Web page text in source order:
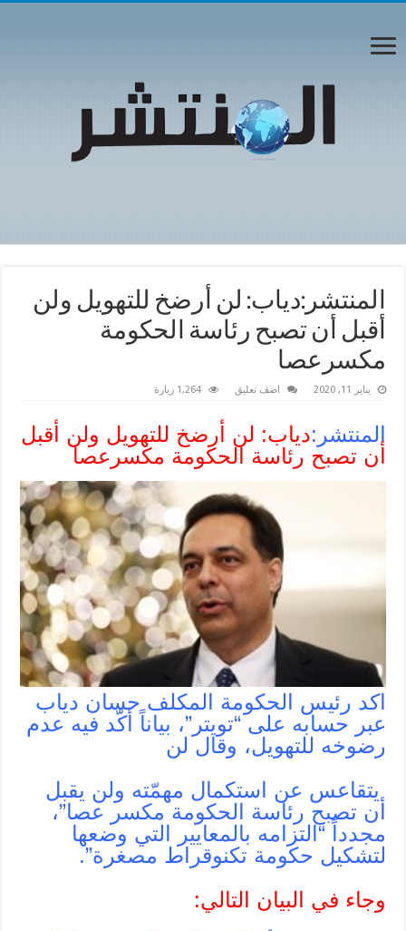
المنتشر:دياب: لن أرضخ للتهويل ولن
أقبل أن تصبح رئاسة الحكومة
مكسرعصا
يناير 11, 2020 اضف تعليق 1,264 زيارة
المنتشر:دياب: لن أرضخ للتهويل ولن أقبل
أن تصبح رئاسة الحكومة مكسرعصا
اكد رئيس الحكومة المكلف حسان دياب
عبر حسابه على “تويتر”، بياناً أكّد فيه عدم
رضوخه للتهويل، وقال لن
يتقاعس عن استكمال مهمّته ولن يقبل
أن تصبح رئاسة الحكومة مكسر عصا”،
مجدداً “التزامه بالمعايير التي وضعها
لتشكيل حكومة تكنوقراط مصغرة”.
وجاء في البيان التالي: